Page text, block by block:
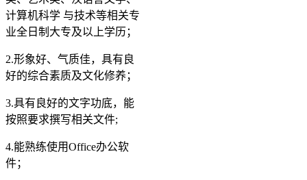
计算机科学 与技术等相关专
业全日制大专及以上学历；
2.形象好、气质佳，具有良
好的综合素质及文化修养；
3.具有良好的文字功底，能
按照要求撰写相关文件;
4.能熟练使用Office办公软
件；